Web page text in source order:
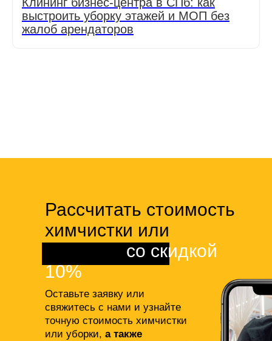
выстроить уборку этажей и МОП без
жалоб арендаторов
Оставьте заявку или
свяжитесь с нами и узнайте
точную стоимость химчистки
или уборки, а также
Рассчитать стоимость
химчистки или
со скидкой
10%